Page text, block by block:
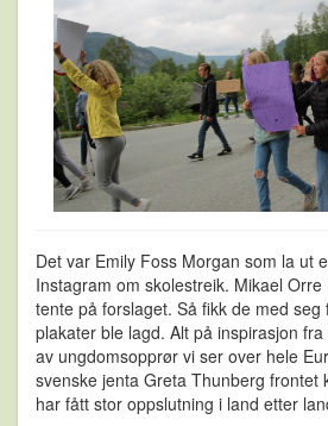
Det var Emily Foss Morgan som la ut
Instagram om skolestreik. Mikael
tente på forslaget. Så fikk de med seg
plakater ble lagd. Alt på inspirasjon
av ungdomsopprør vi ser over hele
svenske jenta Greta Thunberg frontet
har fått stor oppslutning i land etter